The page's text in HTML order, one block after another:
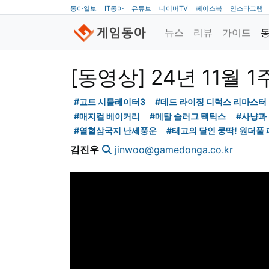
동아일보 IT동아 유튜브 네이버TV 페이스북 인스타그램
뉴스 리뷰 가이드
[동영상] 24년 11월 1
#고트 시뮬레이터3
#데드 라이징 디럭스 리마스터
#매지컬 베이커리
#메탈 슬러그 택틱스
#사냥과
#열혈삼국지 난세풍운
#태고의 달인 쿵딱! 원더풀
김진우 jinwoo@gamedonga.co.kr